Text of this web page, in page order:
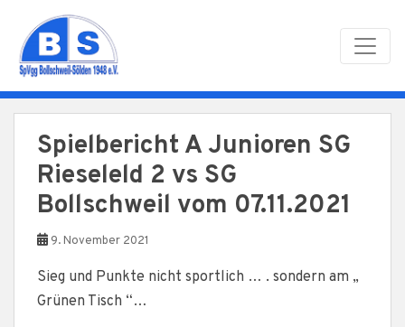
Spielbericht A Junioren SG
Rieseleld 2 vs SG
Bollschweil vom 07.11.2021
9. November 2021
Sieg und Punkte nicht sportlich … . sondern am „
Grünen Tisch “…